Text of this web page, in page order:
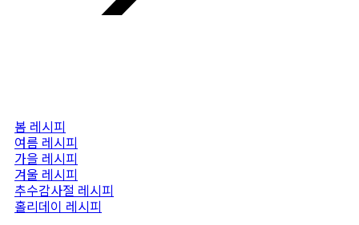
봄 레시피
여름 레시피
가을 레시피
겨울 레시피
추수감사절 레시피
홀리데이 레시피